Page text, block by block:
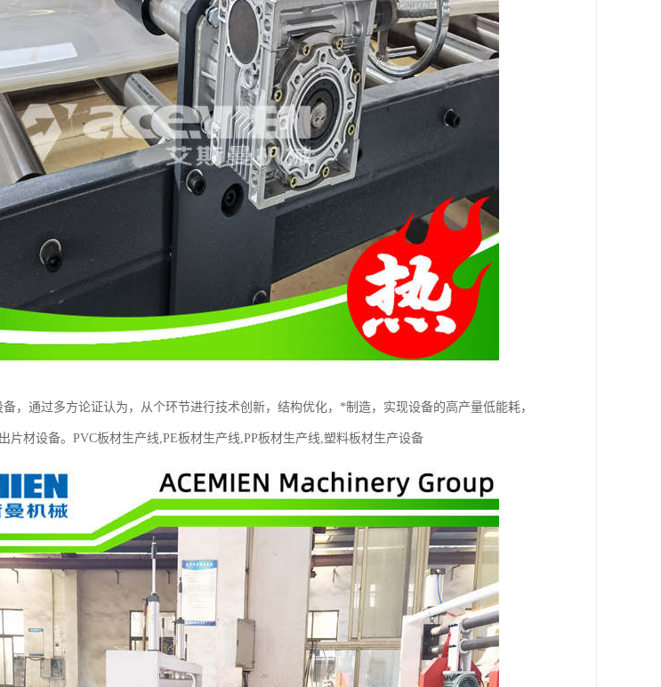
，通过多方论证认为，从个环节进行技术创新，结构优化，*制造，实现设备的高产量低能耗，
片材设备。PVC板材生产线,PE板材生产线,PP板材生产线,塑料板材生产设备